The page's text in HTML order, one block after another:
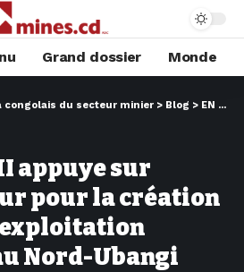
Grand dossier Monde
congolais du secteur minier > Blog > EN CONTINU
appuye sur
pour la création
Nord-Ubangi